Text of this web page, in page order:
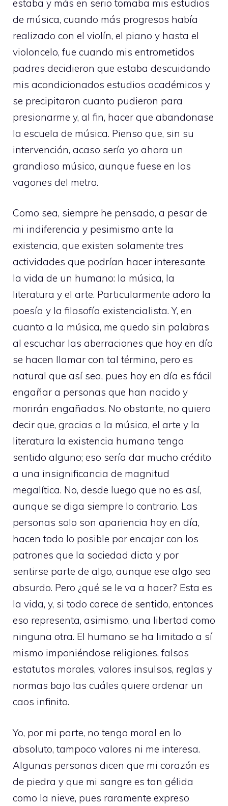
estaba y más en serio tomaba mis estudios
de música, cuando más progresos había
realizado con el violín, el piano y hasta el
violoncelo, fue cuando mis entrometidos
padres decidieron que estaba descuidando
mis acondicionados estudios académicos y
se precipitaron cuanto pudieron para
presionarme y, al fin, hacer que abandonase
la escuela de música. Pienso que, sin su
intervención, acaso sería yo ahora un
grandioso músico, aunque fuese en los
vagones del metro.
Como sea, siempre he pensado, a pesar de
mi indiferencia y pesimismo ante la
existencia, que existen solamente tres
actividades que podrían hacer interesante
la vida de un humano: la música, la
literatura y el arte. Particularmente adoro la
poesía y la filosofía existencialista. Y, en
cuanto a la música, me quedo sin palabras
al escuchar las aberraciones que hoy en día
se hacen llamar con tal término, pero es
natural que así sea, pues hoy en día es fácil
engañar a personas que han nacido y
morirán engañadas. No obstante, no quiero
decir que, gracias a la música, el arte y la
literatura la existencia humana tenga
sentido alguno; eso sería dar mucho crédito
a una insignificancia de magnitud
megalítica. No, desde luego que no es así,
aunque se diga siempre lo contrario. Las
personas solo son apariencia hoy en día,
hacen todo lo posible por encajar con los
patrones que la sociedad dicta y por
sentirse parte de algo, aunque ese algo sea
absurdo. Pero ¿qué se le va a hacer? Esta es
la vida, y, si todo carece de sentido, entonces
eso representa, asimismo, una libertad como
ninguna otra. El humano se ha limitado a sí
mismo imponiéndose religiones, falsos
estatutos morales, valores insulsos, reglas y
normas bajo las cuáles quiere ordenar un
caos infinito.
Yo, por mi parte, no tengo moral en lo
absoluto, tampoco valores ni me interesa.
Algunas personas dicen que mi corazón es
de piedra y que mi sangre es tan gélida
como la nieve, pues raramente expreso